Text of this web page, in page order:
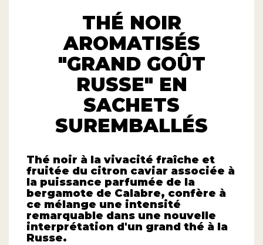
THÉ NOIR
AROMATISÉS
"GRAND GOÛT
RUSSE" EN
SACHETS
SUREMBALLÉS
Thé noir à la vivacité fraîche et
fruitée du citron caviar associée à
la puissance parfumée de la
bergamote de Calabre, confère à
ce mélange une intensité
remarquable dans une nouvelle
interprétation d'un grand thé à la
Russe.